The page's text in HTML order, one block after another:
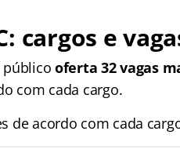
cargos e
público oferta 32 vagas
com cada cargo.
de acordo com cada